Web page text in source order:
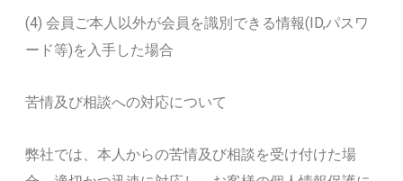
(4) 会員ご本人以外が会員を識別できる情報(ID,パスワ
ード等)を入手した場合
苦情及び相談への対応について
弊社では、本人からの苦情及び相談を受け付けた場